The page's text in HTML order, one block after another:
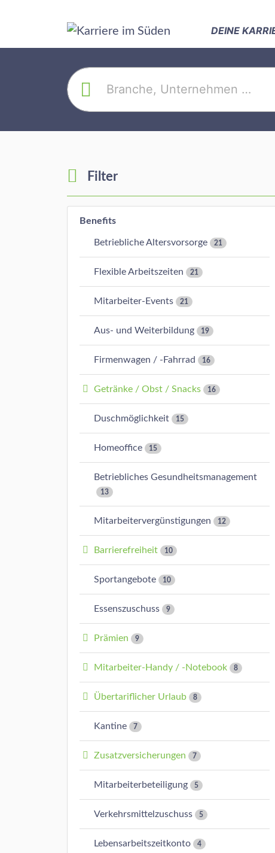
DEINE
Filter
Benefits
Betriebliche Altersvorsorge 21
Flexible Arbeitszeiten 21
Mitarbeiter-Events 21
Aus- und Weiterbildung 19
Firmenwagen / -Fahrrad 16
Getränke / Obst / Snacks 16
Duschmöglichkeit 15
Homeoffice 15
Betriebliches Gesundheitsmanagement
13
Mitarbeitervergünstigungen 12
Barrierefreiheit 10
Sportangebote 10
Essenszuschuss 9
Prämien 9
Mitarbeiter-Handy / -Notebook 8
Übertariflicher Urlaub 8
Kantine 7
Zusatzversicherungen 7
Mitarbeiterbeteiligung 5
Verkehrsmittelzuschuss 5
Lebensarbeitszeitkonto 4